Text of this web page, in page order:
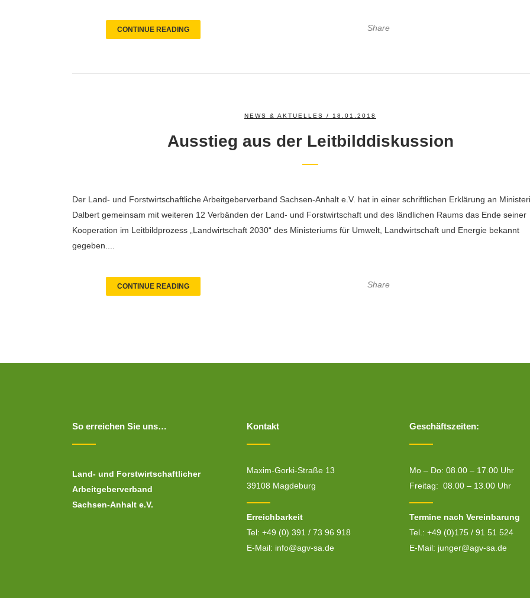
CONTINUE READING Share
NEWS & AKTUELLES / 18.01.2018
Ausstieg aus der Leitbilddiskussion
Der Land- und Forstwirtschaftliche Arbeitgeberverband Sachsen-Anhalt e.V. hat in einer schriftlichen Erklärung an
Dalbert gemeinsam mit weiteren 12 Verbänden der Land- und Forstwirtschaft und des ländlichen Raums das Ende seiner
Kooperation im Leitbildprozess „Landwirtschaft 2030“ des Ministeriums für Umwelt, Landwirtschaft und Energie bekannt
gegeben....
CONTINUE READING Share
So erreichen Sie uns…
Land- und Forstwirtschaftlicher
Arbeitgeberverband
Sachsen-Anhalt e.V.
Kontakt
Maxim-Gorki-Straße 13
39108 Magdeburg
Erreichbarkeit
Tel: +49 (0) 391 / 73 96 918
E-Mail: info@agv-sa.de
Geschäftszeiten:
Mo – Do: 08.00 – 17.00 Uhr
Freitag: 08.00 – 13.00 Uhr
Termine nach Vereinbarung
Tel.: +49 (0)175 / 91 51 524
E-Mail: junger@agv-sa.de